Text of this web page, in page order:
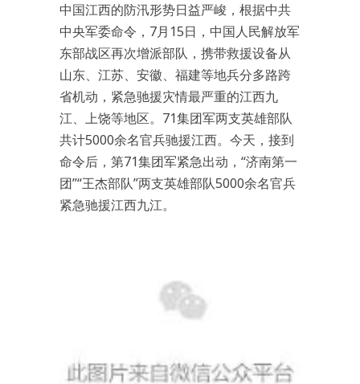
中国江西的防汛形势日益严峻，根据中共
中央军委命令，7月15日，中国人民解放军
东部战区再次增派部队，携带救援设备从
山东、江苏、安徽、福建等地兵分多路跨
省机动，紧急驰援灾情最严重的江西九
江、上饶等地区。71集团军两支英雄部队
共计5000余名官兵驰援江西。今天，接到
命令后，第71集团军紧急出动，“济南第一
团”“王杰部队”两支英雄部队5000余名官兵
紧急驰援江西九江。